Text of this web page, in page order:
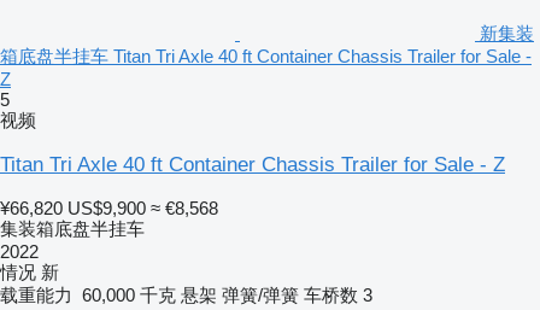
新集装
箱底盘半挂车 Titan Tri Axle 40 ft Container Chassis Trailer for Sale -
Z
5
视频
Titan Tri Axle 40 ft Container Chassis Trailer for Sale - Z
¥66,820 US$9,900 ≈ €8,568
集装箱底盘半挂车
2022
情况 新
载重能力 60,000 千克 悬架 弹簧/弹簧 车桥数 3